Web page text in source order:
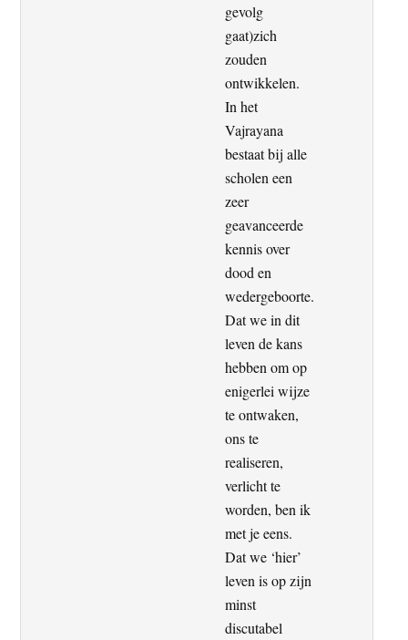
gevolg
gaat)zich
zouden
ontwikkelen.
In het
Vajrayana
bestaat bij alle
scholen een
zeer
geavanceerde
kennis over
dood en
wedergeboorte.
Dat we in dit
leven de kans
hebben om op
enigerlei wijze
te ontwaken,
ons te
realiseren,
verlicht te
worden, ben ik
met je eens.
Dat we ‘hier’
leven is op zijn
minst
discutabel